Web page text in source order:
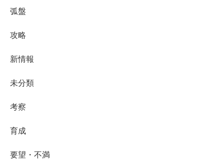
弧盤
攻略
新情報
未分類
考察
育成
要望・不満